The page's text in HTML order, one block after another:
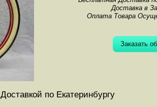
Доставка в
Оплата Товара
Заказать
по Екатеринбургу